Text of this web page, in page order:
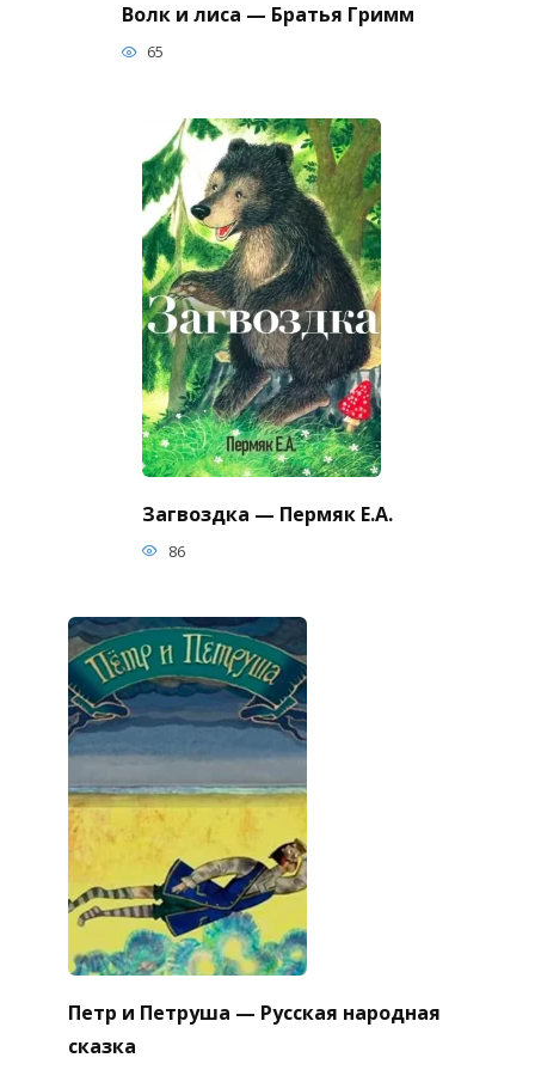
Волк и лиса — Братья Гримм
65
Загвоздка — Пермяк Е.А.
86
Петр и Петруша — Русская народная
сказка